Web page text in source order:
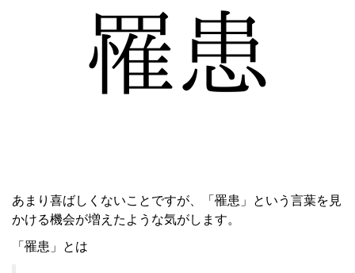
あまり喜ばしくないことですが、「罹患」という言葉を見
かける機会が増えたような気がします。
「罹患」とは